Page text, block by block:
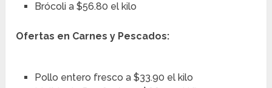
Brócoli a $56.80 el kilo
Ofertas en Carnes y Pescados:
Pollo entero fresco a $33.90 el kilo